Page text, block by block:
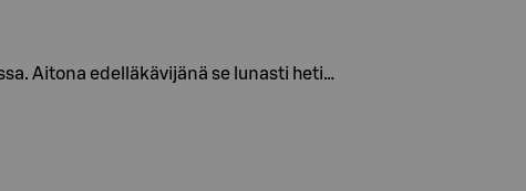
Aitona edelläkävijänä se lunasti heti…